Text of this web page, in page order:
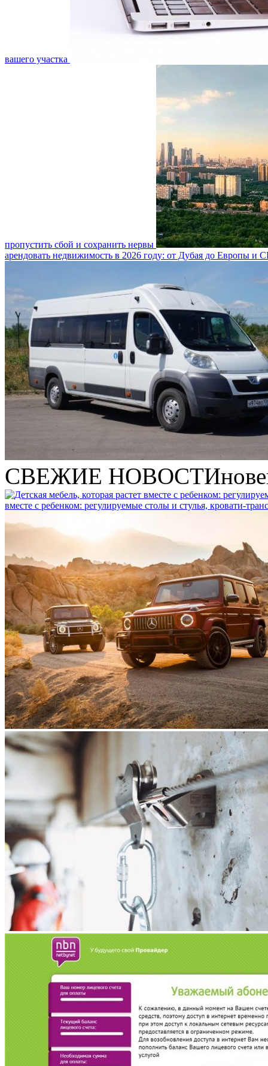
вашего участка
пропустить сбой и сохранить нервы
арендовать недвижимость в 2026 году: от Дубая до Европы и
СВЕЖИЕ НОВОСТИ
вместе с ребенком: регулируемые столы и стулья, кровати-